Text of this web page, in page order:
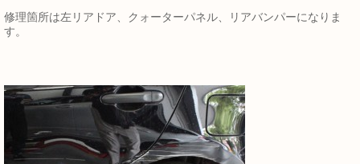
修理箇所は左リアドア、クォーターパネル、リアバンパーになりま
す。